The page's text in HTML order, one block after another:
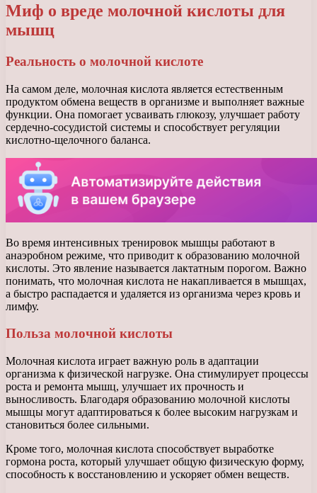
Миф о вреде молочной кислоты для
мышц
Реальность о молочной кислоте
На самом деле, молочная кислота является естественным
продуктом обмена веществ в организме и выполняет важные
функции. Она помогает усваивать глюкозу, улучшает работу
сердечно-сосудистой системы и способствует регуляции
кислотно-щелочного баланса.
Во время интенсивных тренировок мышцы работают в
анаэробном режиме, что приводит к образованию молочной
кислоты. Это явление называется лактатным порогом. Важно
понимать, что молочная кислота не накапливается в мышцах,
а быстро распадается и удаляется из организма через кровь и
лимфу.
Польза молочной кислоты
Молочная кислота играет важную роль в адаптации
организма к физической нагрузке. Она стимулирует процессы
роста и ремонта мышц, улучшает их прочность и
выносливость. Благодаря образованию молочной кислоты
мышцы могут адаптироваться к более высоким нагрузкам и
становиться более сильными.
Кроме того, молочная кислота способствует выработке
гормона роста, который улучшает общую физическую форму,
способность к восстановлению и ускоряет обмен веществ.